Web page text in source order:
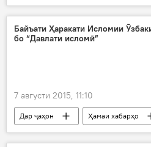
Мавлавӣ Абдурашид
Толибон
неруҳои амниятии
барои аввалин бор ҷанг дар Дарвоз
Дар ҷаҳон
Ҳамаи хабарҳо
Саидхон Ҷобиров
Зармаст
Дар Русия
муҳоҷир
Байъати Ҳаракати Исломии
бо “Давлати исломӣ”
7 августи 2015, 11:10
Дар ҷаҳон
Ҳамаи хабарҳо
Амният ва мудофиа